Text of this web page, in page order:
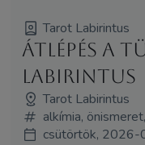
Tarot Labirintus
Átlépés a
Labirintus
Tarot Labirintus
alkímia,
csütörtök,